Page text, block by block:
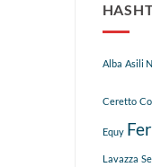
Alba Asili
Ceretto
Equy
Lavazza